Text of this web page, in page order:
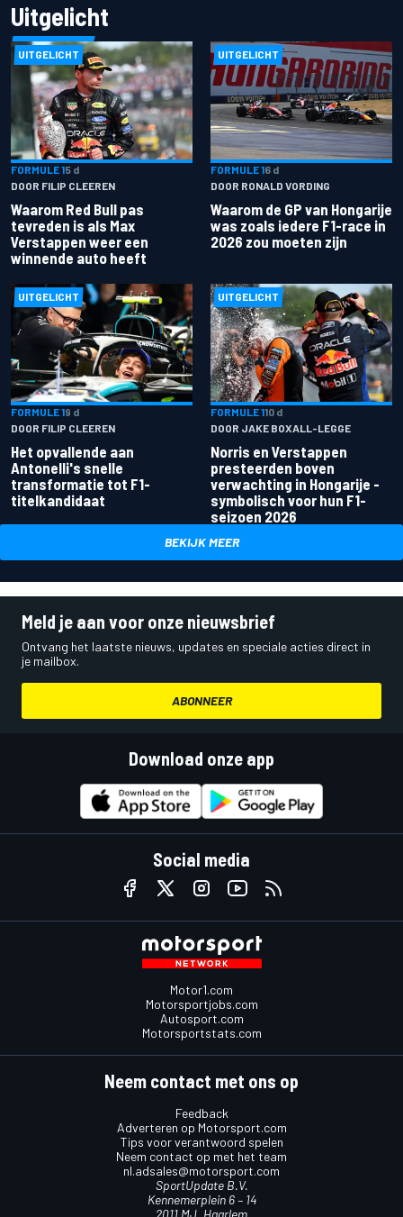
Uitgelicht
UITGELICHT
FORMULE 15 d
DOOR FILIP CLEEREN
Waarom Red Bull pas
tevreden is als Max
Verstappen weer een
winnende auto heeft
UITGELICHT
FORMULE 16 d
DOOR RONALD VORDING
Waarom de GP van Hongarije
was zoals iedere F1-race in
2026 zou moeten zijn
UITGELICHT
FORMULE 19 d
DOOR FILIP CLEEREN
Het opvallende aan
Antonelli's snelle
transformatie tot F1-
titelkandidaat
UITGELICHT
FORMULE 110 d
DOOR JAKE BOXALL-LEGGE
Norris en Verstappen
presteerden boven
verwachting in Hongarije -
symbolisch voor hun F1-
seizoen 2026
BEKIJK MEER
Meld je aan voor onze nieuwsbrief
Ontvang het laatste nieuws, updates en speciale acties direct in
je mailbox.
ABONNEER
Download onze app
Social media
Motor1.com
Motorsportjobs.com
Autosport.com
Motorsportstats.com
Neem contact met ons op
Feedback
Adverteren op Motorsport.com
Tips voor verantwoord spelen
Neem contact op met het team
nl.adsales@motorsport.com
SportUpdate B.V.
Kennemerplein 6 – 14